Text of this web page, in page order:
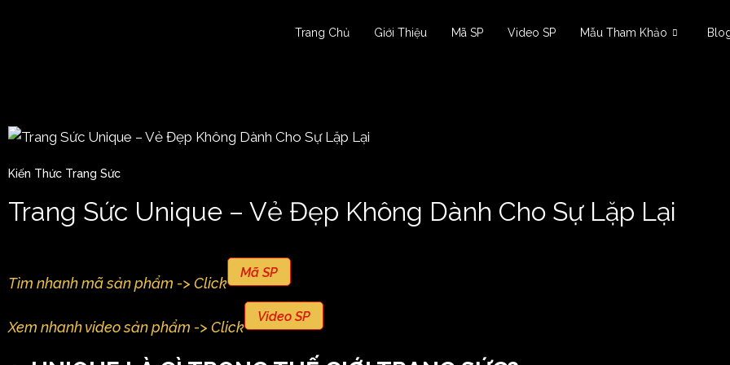
Trang Chủ Giới Thiệu Mã SP Video SP Mẫu Tham Khảo
Kiến Thức Trang Sức
Trang Sức Unique – Vẻ Đẹp Không Dành Cho Sự Lặp Lại
Tìm nhanh mã sản phẩm -> Click
Mã SP
Xem nhanh video sản phẩm -> Click
Video SP